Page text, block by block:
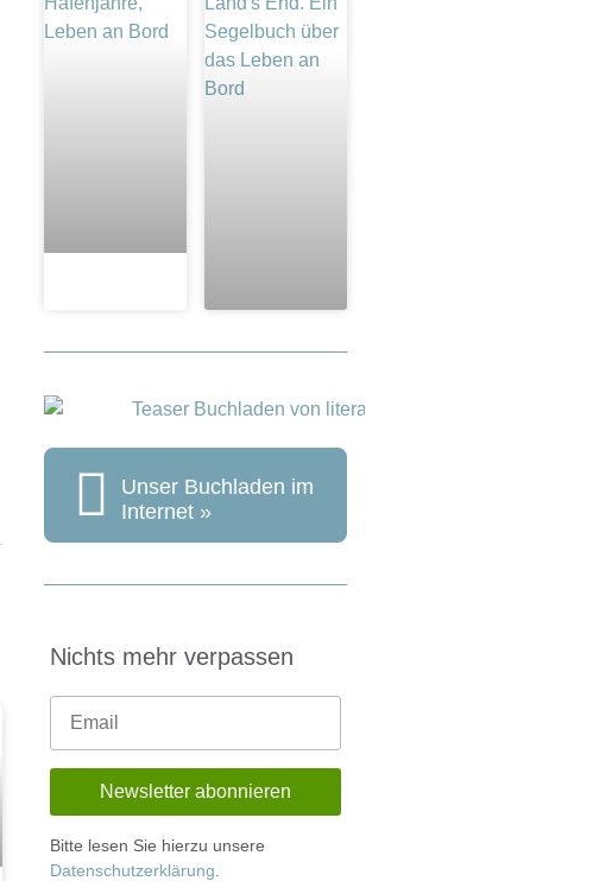
Unser Buchladen im
Internet »
Nichts mehr verpassen
Bitte lesen Sie hierzu unsere
Datenschutzerklärung